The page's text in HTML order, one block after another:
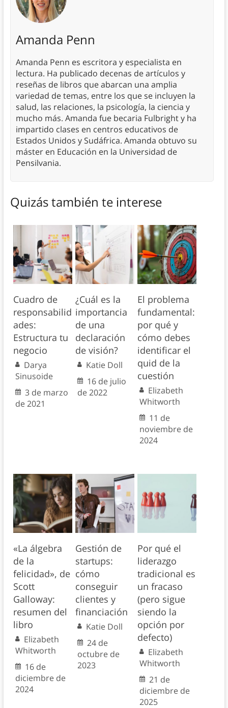
Amanda Penn
Amanda Penn es escritora y especialista en
lectura. Ha publicado decenas de artículos y
reseñas de libros que abarcan una amplia
variedad de temas, entre los que se incluyen la
salud, las relaciones, la psicología, la ciencia y
mucho más. Amanda fue becaria Fulbright y ha
impartido clases en centros educativos de
Estados Unidos y Sudáfrica. Amanda obtuvo su
máster en Educación en la Universidad de
Pensilvania.
Quizás también te interese
Cuadro de
responsabilid
ades:
Estructura tu
negocio
Darya
Sinusoide
3 de marzo
de 2021
¿Cuál es la
importancia
de una
declaración
de visión?
Katie Doll
16 de julio
de 2022
El problema
fundamental:
por qué y
cómo debes
identificar el
quid de la
cuestión
Elizabeth
Whitworth
11 de
noviembre de
2024
«La álgebra
de la
felicidad», de
Scott
Galloway:
resumen del
libro
Elizabeth
Whitworth
16 de
diciembre de
2024
Gestión de
startups:
cómo
conseguir
clientes y
financiación
Katie Doll
24 de
octubre de
2023
Por qué el
liderazgo
tradicional es
un fracaso
(pero sigue
siendo la
opción por
defecto)
Elizabeth
Whitworth
21 de
diciembre de
2025